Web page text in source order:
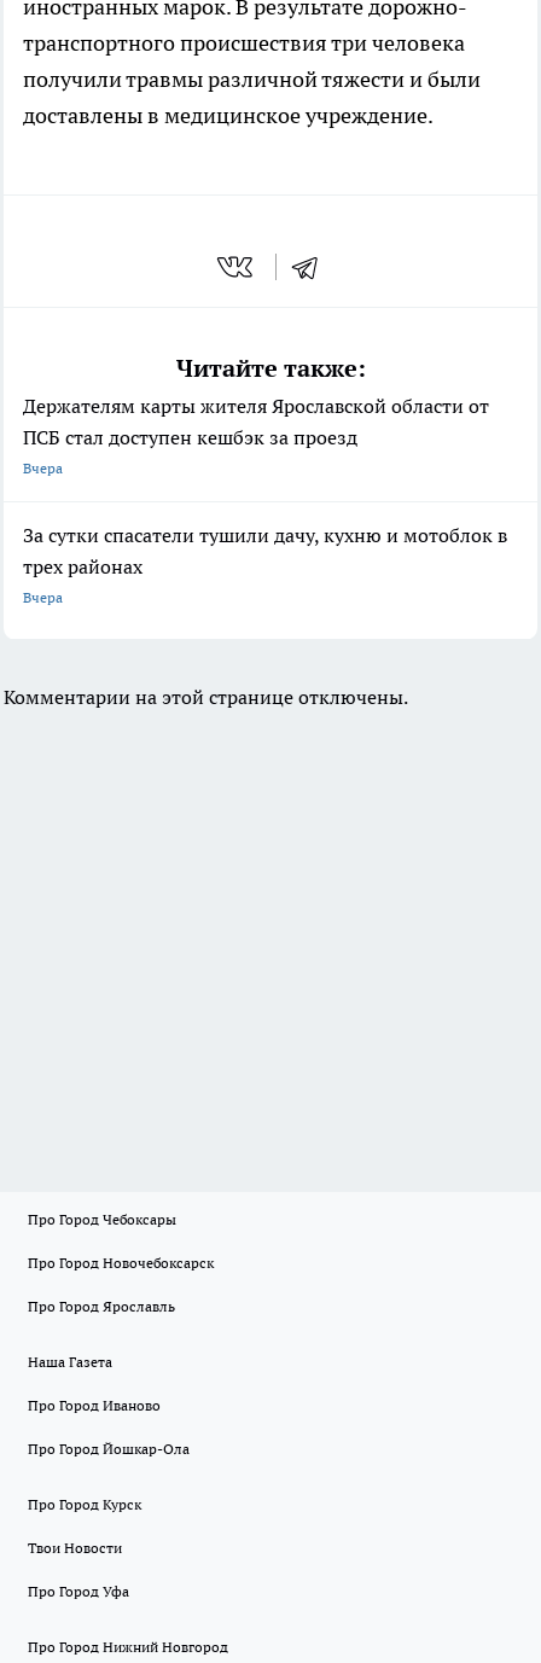
иностранных марок. В результате дорожно-
транспортного происшествия три человека
получили травмы различной тяжести и были
доставлены в медицинское учреждение.
Читайте также:
Держателям карты жителя Ярославской области от
ПСБ стал доступен кешбэк за проезд
Вчера
За сутки спасатели тушили дачу, кухню и мотоблок в
трех районах
Вчера
Комментарии на этой странице отключены.
Про Город Чебоксары
Про Город Новочебоксарск
Про Город Ярославль
Наша Газета
Про Город Иваново
Про Город Йошкар-Ола
Про Город Курск
Твои Новости
Про Город Уфа
Про Город Нижний Новгород